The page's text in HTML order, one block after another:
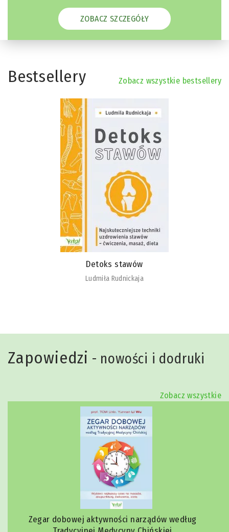
ZOBACZ SZCZEGÓŁY
Bestsellery Zobacz wszystkie bestsellery
Detoks stawów
Ludmiła Rudnickaja
Zapowiedzi - nowości i dodruki
Zobacz wszystkie
Zegar dobowej aktywności narządów według